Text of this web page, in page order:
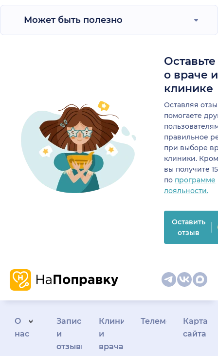
Может быть полезно
о враче
клинике
Оставляя
помогаете
правильное
при выборе
клиники.
вы получите
по программе
лояльности.
Оставить
отзыв
О
нас
Запись
и
отзывы
Клиникам
и
врачам
Телемедицина
Карта
сайта